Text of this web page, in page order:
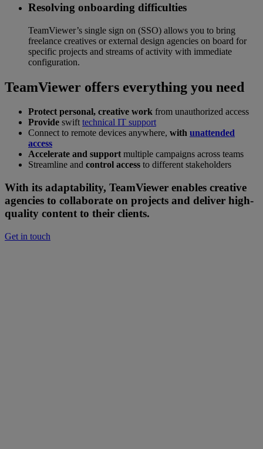
Resolving onboarding difficulties
TeamViewer’s single sign on (SSO) allows you to bring
freelance creatives or external design agencies on board for
specific projects and streams of activity with immediate
configuration.
TeamViewer offers everything you need
Protect personal, creative work from unauthorized access
Provide swifttechnical IT support
Connect to remote devices anywhere, with unattended
access
Accelerate and support multiple campaigns across teams
Streamline and control access to different stakeholders
With its adaptability, TeamViewer enables creative
agencies to collaborate on projects and deliver high-
quality content to their clients.
Get in touch